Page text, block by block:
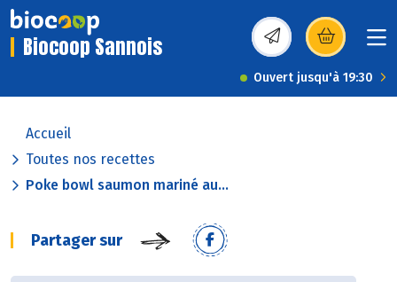
Biocoop Sannois (s’ouvre dans une
Ouvert jusqu'à 19:30
Accueil
Toutes nos recettes
Poke bowl saumon mariné au...
Partager sur